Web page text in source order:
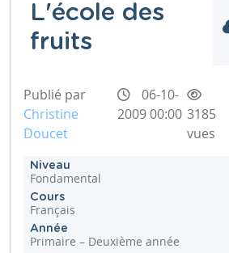
L'école des
fruits
Publié par
Christine
Doucet
06-10-
2009 00:00 3185
vues
Niveau
Fondamental
Cours
Français
Année
Primaire – Deuxième année